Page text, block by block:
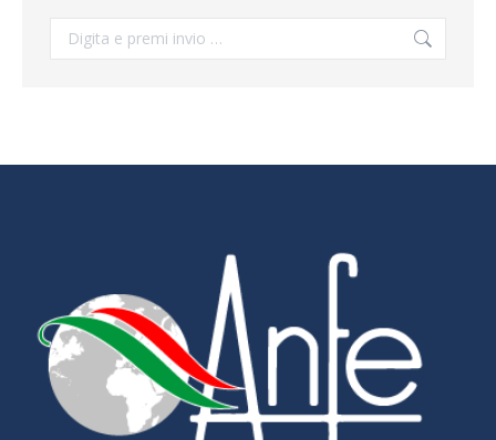
Search: